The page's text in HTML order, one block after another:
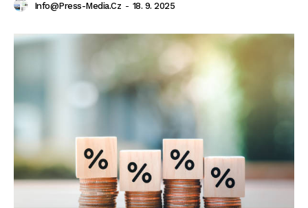
Info@press-Media.cz - 18. 9. 2025